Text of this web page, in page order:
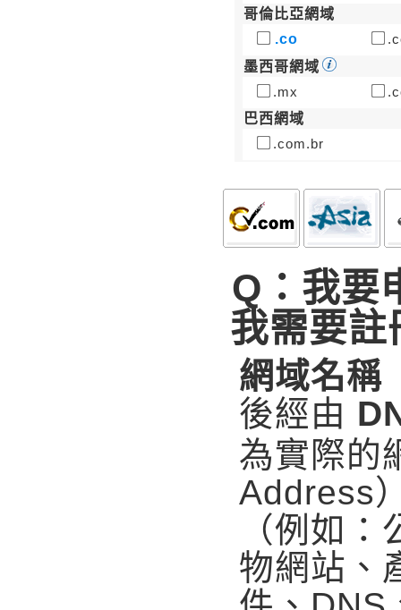
哥倫比亞網域
.co
墨西哥網域
.mx
巴西網域
.com.br
Q：我要
我需要註
網域名稱
後經由
為實際的
Address
（例如
物網站、